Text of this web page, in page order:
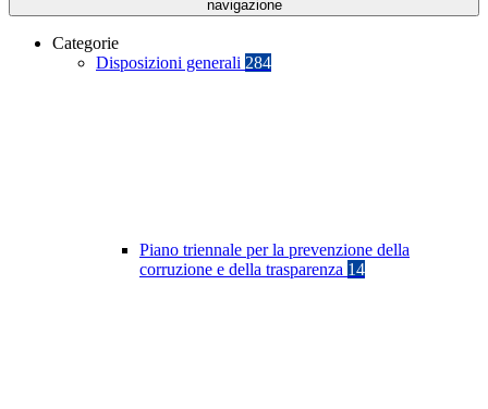
navigazione
Categorie
Disposizioni generali 284
Piano triennale per la prevenzione della
corruzione e della trasparenza 14